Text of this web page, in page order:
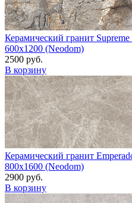
Керамический гранит
600x1200 (Neodom)
2500 руб.
В корзину
Керамический гранит
800x1600 (Neodom)
2900 руб.
В корзину